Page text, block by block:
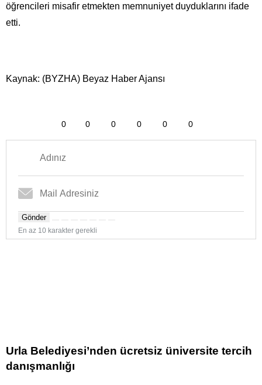
öğrencileri misafir etmekten memnuniyet duyduklarını ifade
etti.
Kaynak: (BYZHA) Beyaz Haber Ajansı
0 0 0 0 0 0
Gönder
En az 10 karakter gerekli
Urla Belediyesi’nden ücretsiz üniversite tercih
danışmanlığı